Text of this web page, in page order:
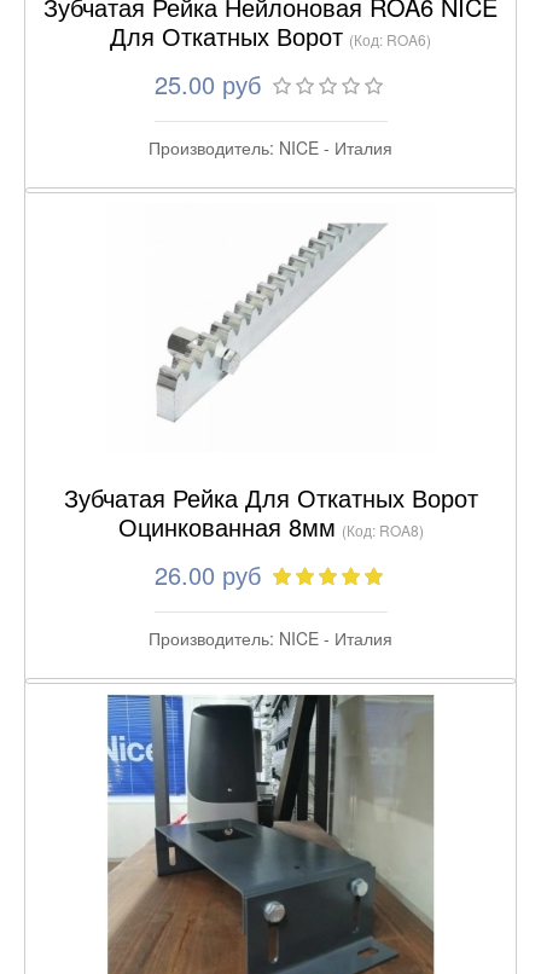
Для Откатных Ворот (Код: ROA6)
25.00 руб
Производитель: NICE - Италия
Зубчатая Рейка Для Откатных Ворот
Оцинкованная 8мм (Код: ROA8)
26.00 руб
Производитель: NICE - Италия